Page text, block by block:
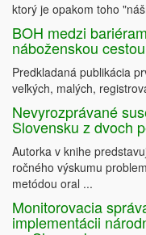
ktorý je opakom toho
BOH medzi
náboženskou cestou
Predkladaná publikácia
veľkých, malých,
Nevyrozprávané
Slovensku z dvoch
Autorka v knihe
ročného výskumu
metódou oral ...
Monitorovacia
implementácii